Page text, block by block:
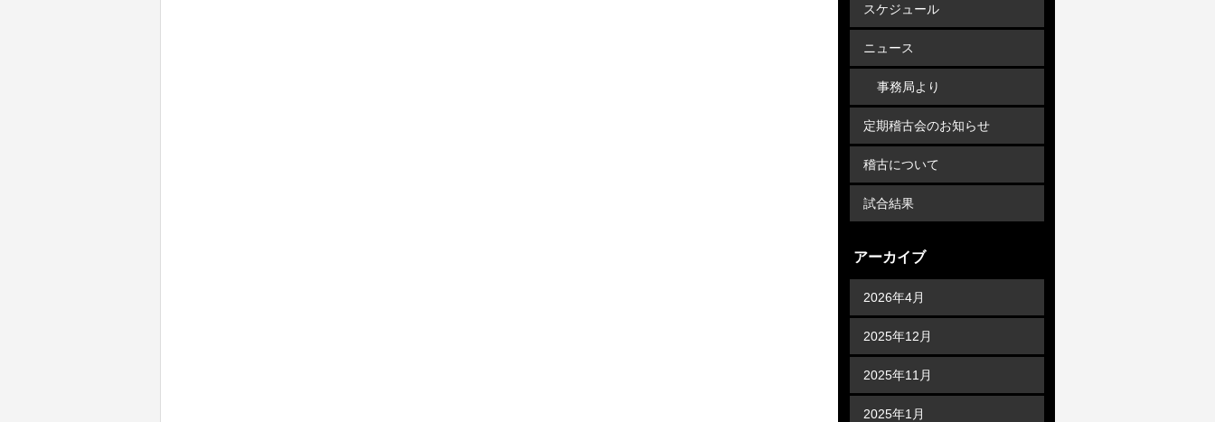
スケジュール
ニュース
事務局より
定期稽古会のお知らせ
稽古について
試合結果
アーカイブ
2026年4月
2025年12月
2025年11月
2025年1月